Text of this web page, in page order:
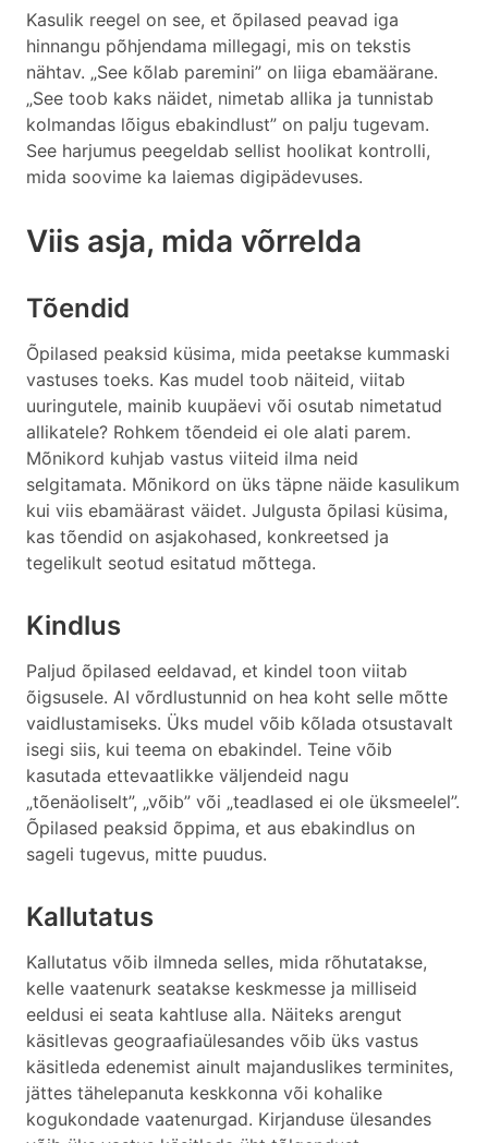
Kasulik reegel on see, et õpilased peavad iga
hinnangu põhjendama millegagi, mis on tekstis
nähtav. „See kõlab paremini” on liiga ebamäärane.
„See toob kaks näidet, nimetab allika ja tunnistab
kolmandas lõigus ebakindlust” on palju tugevam.
See harjumus peegeldab sellist hoolikat kontrolli,
mida soovime ka laiemas digipädevuses.
Viis asja, mida võrrelda
Tõendid
Õpilased peaksid küsima, mida peetakse kummaski
vastuses toeks. Kas mudel toob näiteid, viitab
uuringutele, mainib kuupäevi või osutab nimetatud
allikatele? Rohkem tõendeid ei ole alati parem.
Mõnikord kuhjab vastus viiteid ilma neid
selgitamata. Mõnikord on üks täpne näide kasulikum
kui viis ebamäärast väidet. Julgusta õpilasi küsima,
kas tõendid on asjakohased, konkreetsed ja
tegelikult seotud esitatud mõttega.
Kindlus
Paljud õpilased eeldavad, et kindel toon viitab
õigsusele. AI võrdlustunnid on hea koht selle mõtte
vaidlustamiseks. Üks mudel võib kõlada otsustavalt
isegi siis, kui teema on ebakindel. Teine võib
kasutada ettevaatlikke väljendeid nagu
„tõenäoliselt”, „võib” või „teadlased ei ole üksmeelel”.
Õpilased peaksid õppima, et aus ebakindlus on
sageli tugevus, mitte puudus.
Kallutatus
Kallutatus võib ilmneda selles, mida rõhutatakse,
kelle vaatenurk seatakse keskmesse ja milliseid
eeldusi ei seata kahtluse alla. Näiteks arengut
käsitlevas geograafiaülesandes võib üks vastus
käsitleda edenemist ainult majanduslikes terminites,
jättes tähelepanuta keskkonna või kohalike
kogukondade vaatenurgad. Kirjanduse ülesandes